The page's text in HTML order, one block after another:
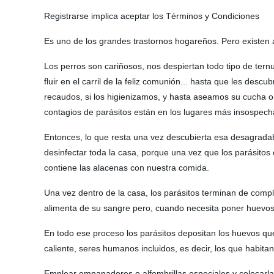
Registrarse implica aceptar los Términos y Condiciones
Es uno de los grandes trastornos hogareños. Pero
Los perros son cariñosos, nos despiertan todo tipo de
fluir en el carril de la feliz comunión... hasta que les
recaudos, si los higienizamos, y hasta aseamos su cucha
contagios de parásitos están en los lugares más
Entonces, lo que resta una vez descubierta esa
desinfectar toda la casa, porque una vez que los
contiene las alacenas con nuestra comida.
Una vez dentro de la casa, los parásitos terminan de
alimenta de su sangre pero, cuando necesita poner
En todo ese proceso los parásitos depositan los huevos
caliente, seres humanos incluidos, es decir, los que